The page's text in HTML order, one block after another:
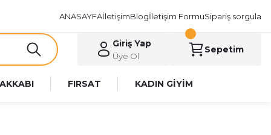
ANASAYFAİletişimBlogİletişim FormuSipariş sorgula
Giriş Yap
Üye Ol
Sepetim
FIRSAT KADIN GİYİM